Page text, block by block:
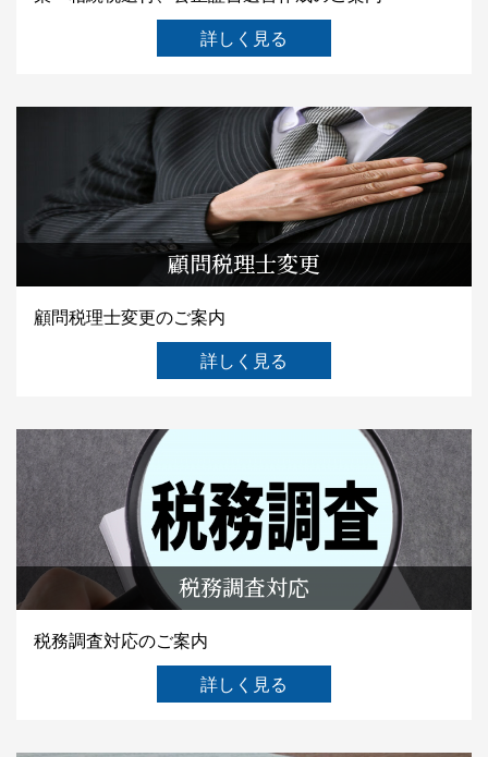
詳しく見る
顧問税理士変更
顧問税理士変更のご案内
詳しく見る
税務調査対応
税務調査対応のご案内
詳しく見る